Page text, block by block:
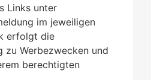
Links unter
im jeweiligen
erfolgt die
zu Werbezwecken und
berechtigten